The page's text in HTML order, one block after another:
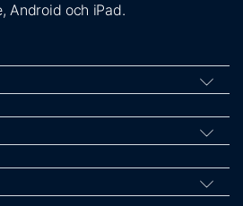
Android och iPad.